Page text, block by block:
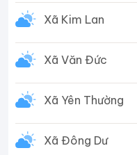
Xã Kim Lan
Xã Văn Đức
Xã Yên Thường
Xã Đông Dư